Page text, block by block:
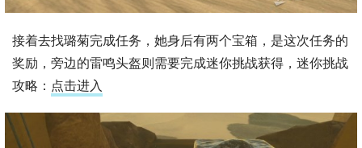
接着去找璐菊完成任务，她身后有两个宝箱，是这次任务的
奖励，旁边的雷鸣头盔则需要完成迷你挑战获得，迷你挑战
攻略： 点击进入